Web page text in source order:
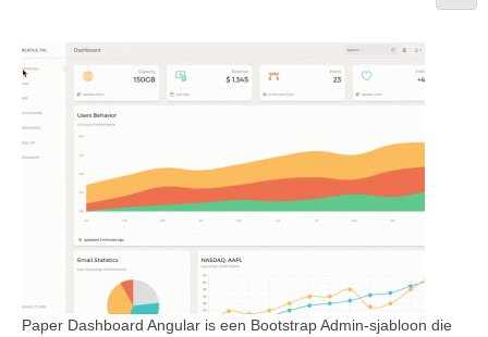
Paper Dashboard Angular is een Bootstrap Admin-sjabloon die